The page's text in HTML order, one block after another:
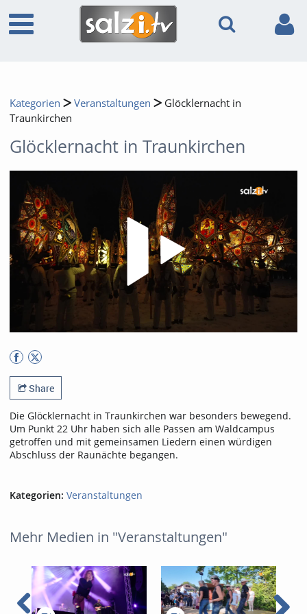
Kategorien Veranstaltungen
Glöcklernacht in
Traunkirchen
Glöcklernacht in Traunkirchen
Share
Die Glöcklernacht in Traunkirchen war besonders bewegend.
Um Punkt 22 Uhr haben sich alle Passen am Waldcampus
getroffen und mit gemeinsamen Liedern einen würdigen
Abschluss der Raunächte begangen.
Kategorien: Veranstaltungen
Mehr Medien in "Veranstaltungen"